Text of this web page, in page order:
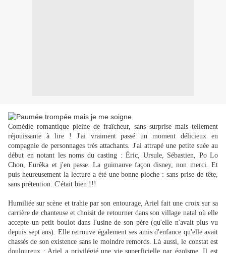
Comédie romantique pleine de fraîcheur, sans surprise mais tellement
réjouissante à lire ! J'ai vraiment passé un moment délicieux en
compagnie de personnages très attachants. J'ai attrapé une petite suée au
début en notant les noms du casting : Éric, Ursule, Sébastien, Po Lo
Chon, Eurêka et j'en passe. La guimauve façon disney, non merci. Et
puis heureusement la lecture a été une bonne pioche : sans prise de tête,
sans prétention. C'était bien !!!
Humiliée sur scène et trahie par son entourage, Ariel fait une croix sur sa
carrière de chanteuse et choisit de retourner dans son village natal où elle
accepte un petit boulot dans l'usine de son père (qu'elle n'avait plus vu
depuis sept ans). Elle retrouve également ses amis d'enfance qu'elle avait
chassés de son existence sans le moindre remords. Là aussi, le constat est
douloureux : Ariel a privilégié une vie superficielle par égoïsme. Il est